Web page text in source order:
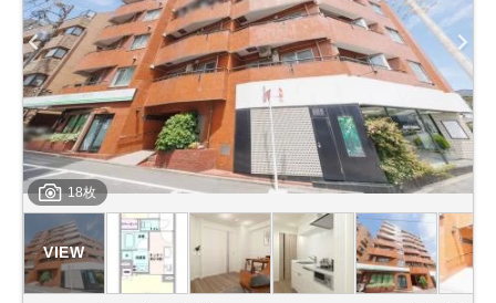
18枚